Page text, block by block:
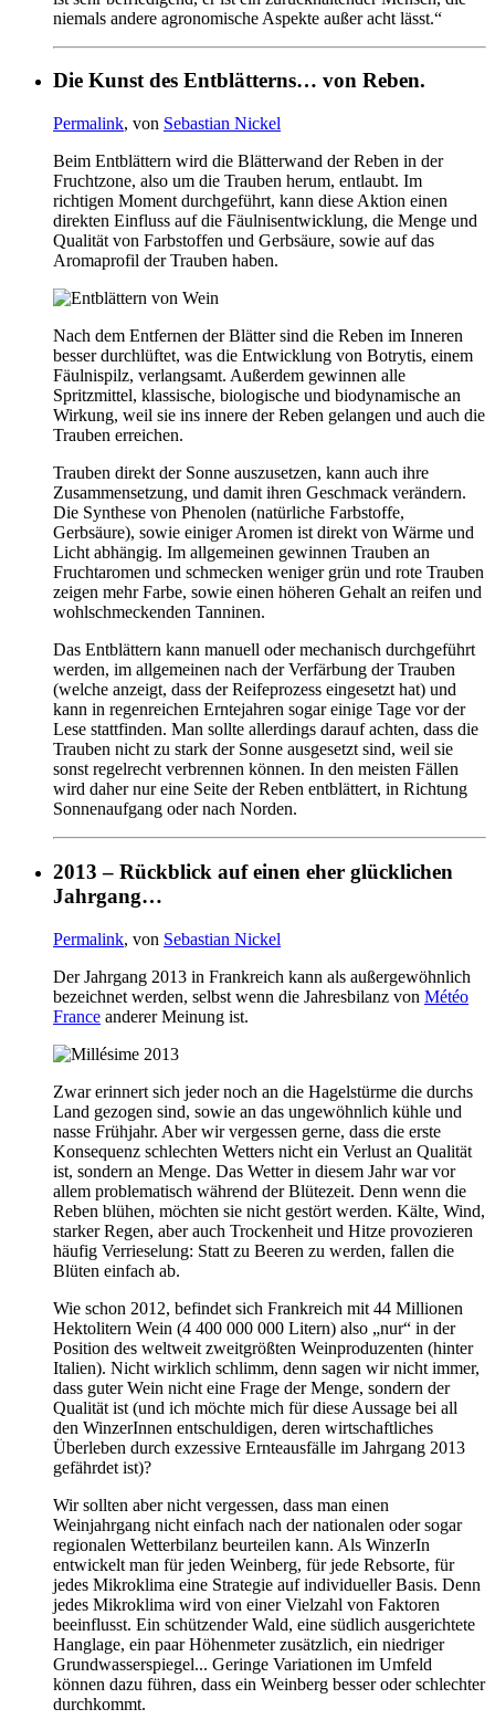
niemals andere agronomische Aspekte außer acht lässt.“
Die Kunst des Entblätterns… von Reben.
Permalink, von Sebastian Nickel
Beim Entblättern wird die Blätterwand der Reben in der
Fruchtzone, also um die Trauben herum, entlaubt. Im
richtigen Moment durchgeführt, kann diese Aktion einen
direkten Einfluss auf die Fäulnisentwicklung, die Menge und
Qualität von Farbstoffen und Gerbsäure, sowie auf das
Aromaprofil der Trauben haben.
Nach dem Entfernen der Blätter sind die Reben im Inneren
besser durchlüftet, was die Entwicklung von Botrytis, einem
Fäulnispilz, verlangsamt. Außerdem gewinnen alle
Spritzmittel, klassische, biologische und biodynamische an
Wirkung, weil sie ins innere der Reben gelangen und auch die
Trauben erreichen.
Trauben direkt der Sonne auszusetzen, kann auch ihre
Zusammensetzung, und damit ihren Geschmack verändern.
Die Synthese von Phenolen (natürliche Farbstoffe,
Gerbsäure), sowie einiger Aromen ist direkt von Wärme und
Licht abhängig. Im allgemeinen gewinnen Trauben an
Fruchtaromen und schmecken weniger grün und rote Trauben
zeigen mehr Farbe, sowie einen höheren Gehalt an reifen und
wohlschmeckenden Tanninen.
Das Entblättern kann manuell oder mechanisch durchgeführt
werden, im allgemeinen nach der Verfärbung der Trauben
(welche anzeigt, dass der Reifeprozess eingesetzt hat) und
kann in regenreichen Erntejahren sogar einige Tage vor der
Lese stattfinden. Man sollte allerdings darauf achten, dass die
Trauben nicht zu stark der Sonne ausgesetzt sind, weil sie
sonst regelrecht verbrennen können. In den meisten Fällen
wird daher nur eine Seite der Reben entblättert, in Richtung
Sonnenaufgang oder nach Norden.
2013 – Rückblick auf einen eher glücklichen
Jahrgang…
Permalink, von Sebastian Nickel
Der Jahrgang 2013 in Frankreich kann als außergewöhnlich
bezeichnet werden, selbst wenn die Jahresbilanz von Météo
France anderer Meinung ist.
Zwar erinnert sich jeder noch an die Hagelstürme die durchs
Land gezogen sind, sowie an das ungewöhnlich kühle und
nasse Frühjahr. Aber wir vergessen gerne, dass die erste
Konsequenz schlechten Wetters nicht ein Verlust an Qualität
ist, sondern an Menge. Das Wetter in diesem Jahr war vor
allem problematisch während der Blütezeit. Denn wenn die
Reben blühen, möchten sie nicht gestört werden. Kälte, Wind,
starker Regen, aber auch Trockenheit und Hitze provozieren
häufig Verrieselung: Statt zu Beeren zu werden, fallen die
Blüten einfach ab.
Wie schon 2012, befindet sich Frankreich mit 44 Millionen
Hektolitern Wein (4 400 000 000 Litern) also „nur“ in der
Position des weltweit zweitgrößten Weinproduzenten (hinter
Italien). Nicht wirklich schlimm, denn sagen wir nicht immer,
dass guter Wein nicht eine Frage der Menge, sondern der
Qualität ist (und ich möchte mich für diese Aussage bei all
den WinzerInnen entschuldigen, deren wirtschaftliches
Überleben durch exzessive Ernteausfälle im Jahrgang 2013
gefährdet ist)?
Wir sollten aber nicht vergessen, dass man einen
Weinjahrgang nicht einfach nach der nationalen oder sogar
regionalen Wetterbilanz beurteilen kann. Als WinzerIn
entwickelt man für jeden Weinberg, für jede Rebsorte, für
jedes Mikroklima eine Strategie auf individueller Basis. Denn
jedes Mikroklima wird von einer Vielzahl von Faktoren
beeinflusst. Ein schützender Wald, eine südlich ausgerichtete
Hanglage, ein paar Höhenmeter zusätzlich, ein niedriger
Grundwasserspiegel... Geringe Variationen im Umfeld
können dazu führen, dass ein Weinberg besser oder schlechter
durchkommt.